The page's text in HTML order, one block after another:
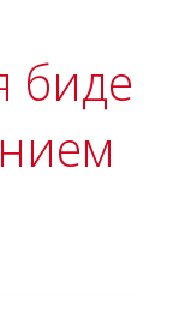
биде